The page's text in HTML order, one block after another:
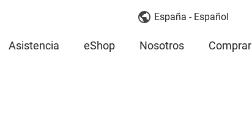
España - Español
Asistencia eShop Nosotros Comprar